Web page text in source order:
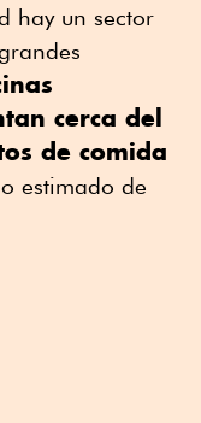
hay un sector
cerca del
de comida
estimado de